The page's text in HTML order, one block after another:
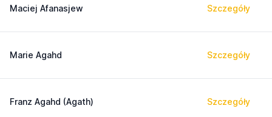
Maciej Afanasjew Szczegóły
Marie Agahd Szczegóły
Franz Agahd (Agath) Szczegóły